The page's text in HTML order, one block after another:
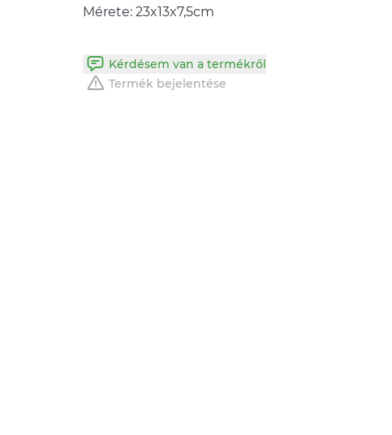
Mérete: 23x13x7,5cm
Kérdésem van a termékről
Termék bejelentése